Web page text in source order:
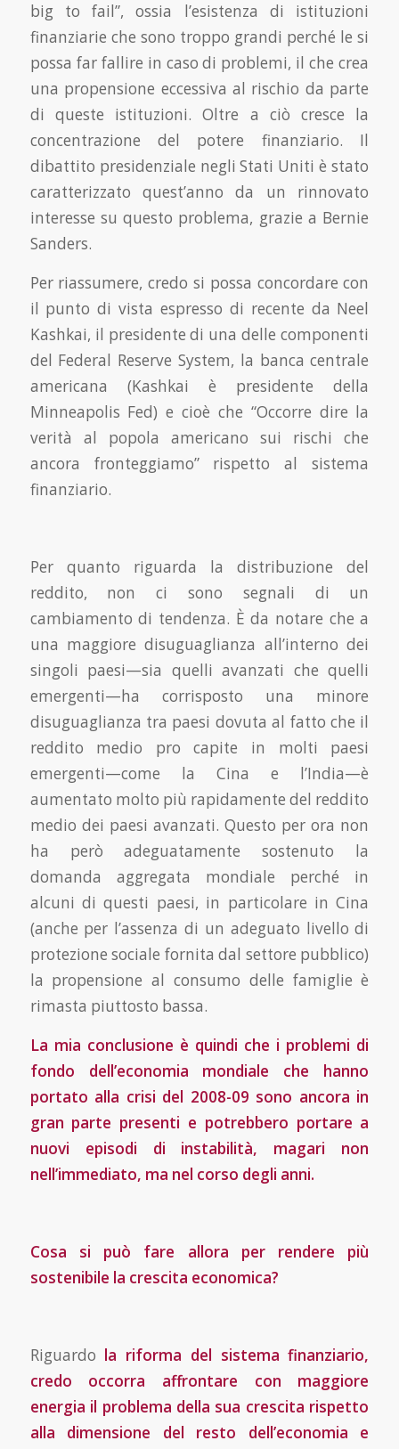
big to fail”, ossia l’esistenza di istituzioni
finanziarie che sono troppo grandi perché le si
possa far fallire in caso di problemi, il che crea
una propensione eccessiva al rischio da parte
di queste istituzioni. Oltre a ciò cresce la
concentrazione del potere finanziario. Il
dibattito presidenziale negli Stati Uniti è stato
caratterizzato quest’anno da un rinnovato
interes­se su questo problema, grazie a Bernie
Sanders.
Per riassumere, credo si possa concordare con
il punto di vista espresso di recente da Neel
Ka­shkai, il presidente di una delle componenti
del Federal Reserve System, la banca centrale
ame­ricana (Kashkai è presidente della
Minneapolis Fed) e cioè che “Occorre dire la
verità al popola americano sui rischi che
ancora fronteggiamo” rispetto al sistema
finanziario.
Per quanto riguarda la distribuzione del
reddito, non ci sono segnali di un
cambiamento di tendenza. È da notare che a
una maggiore disuguaglianza all’interno dei
singoli paesi—sia quelli avanzati che quelli
emergenti—ha corrisposto una minore
disuguaglianza tra paesi dovuta al fat­to che il
reddito medio pro capite in molti paesi
emergenti—come la Cina e l’India—è
aumentato molto più rapidamente del reddito
medio dei paesi avanzati. Questo per ora non
ha però ade­guatamente sostenuto la
domanda aggregata mondiale perché in
alcuni di questi paesi, in parti­colare in Cina
(anche per l’assenza di un adeguato livello di
protezione sociale fornita dal settore pubblico)
la propensione al consumo delle famiglie è
rimasta piuttosto bassa.
La mia conclusione è quindi che i problemi di
fondo dell’economia mondiale che hanno
portato alla crisi del 2008-09 sono ancora in
gran parte presenti e potrebbero portare a
nuovi episodi di instabilità, magari non
nell’immediato, ma nel corso degli anni.
Cosa si può fare allora per rendere più
sostenibile la crescita economica?
Riguardo la riforma del sistema finanziario,
credo occorra affrontare con maggiore
energia il pro­blema della sua crescita rispetto
alla dimensione del resto dell’economia e